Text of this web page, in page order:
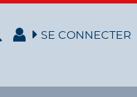
SE CONNECTER